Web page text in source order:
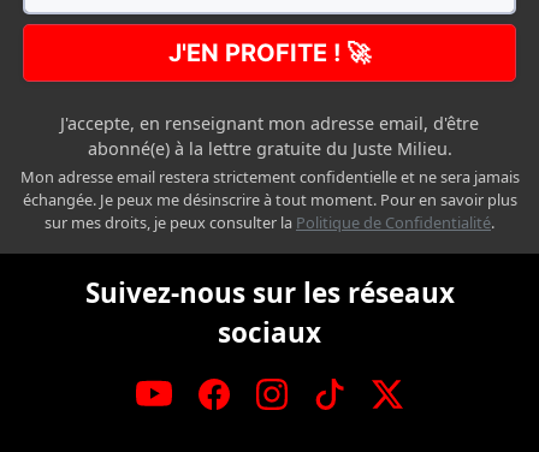
J'EN PROFITE ! 🚀
J'accepte, en renseignant mon adresse email, d'être
abonné(e) à la lettre gratuite du Juste Milieu.
Mon adresse email restera strictement confidentielle et ne sera jamais
échangée. Je peux me désinscrire à tout moment. Pour en savoir plus
sur mes droits, je peux consulter la Politique de Confidentialité.
Suivez-nous sur les réseaux
sociaux